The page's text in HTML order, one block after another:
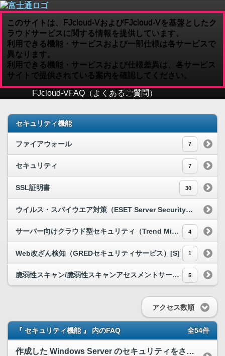
このサイトは、FJcloud-VおよびFJcloud-Vを基盤としたク
ラウドサービスに関する情報を提供しています。
利用できる機能・サービスおよび一部仕様は各サービスで
異なります。
利用できる機能・サービスおよび仕様差異は、各サービス
サイトで提供されている案内を確認してください。
FJcloud-VFAQ（よくあるご質問）
セキュリティ機能
ファイアウォール 7
セキュリティ 7
SSL証明書 30
ウイルス・スパイウエア対策（ESET Server Security）[S]
サーバー向けクラウド型セキュリティ（Trend Micro Cloud One – Workload Security）[S] 4
Web改ざん検知（GREDセキュリティサービス）[S] 1
脆弱性スキャン/脆弱性スキャンアセスメントサービス（脆弱性診断サービス Powered by GMOイエラエ）[S] 5
アクセス数順
『 セキュリティ機能 』 内のFAQ 全54件
作成した Windows Server のセキュリティをさらに強化するには、どうすれば良いですか。